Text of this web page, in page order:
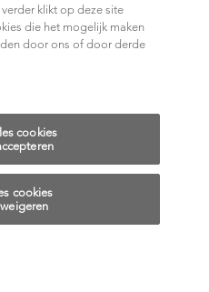
75008 PARIS
droits réservés.
klikt op deze site
die het mogelijk maken
door ons of door derde
cookies
cookies